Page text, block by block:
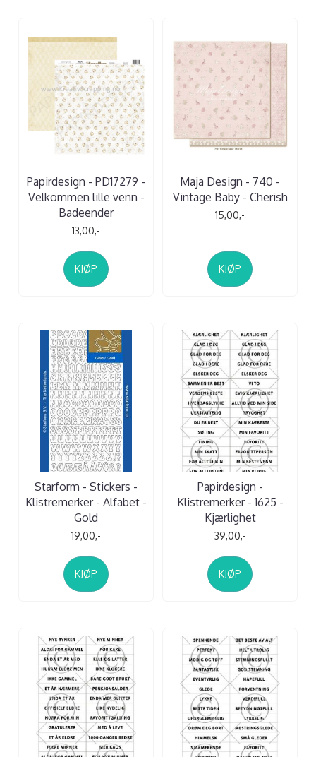
Papirdesign - PD17279 -
Velkommen lille venn -
Badeender
13,00,-
KJØP
Maja Design - 740 -
Vintage Baby - Cherish
15,00,-
KJØP
Starform - Stickers -
Klistremerker - Alfabet -
Gold
19,00,-
KJØP
Papirdesign -
Klistremerker - 1625 -
Kjærlighet
39,00,-
KJØP